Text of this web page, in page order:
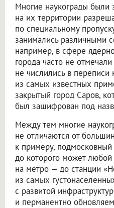
Многие наукограды были
на их территории
по специальному
занимались различными
например, в сфере
города часто не
не числились в переписи
из самых известных
закрытый город Саров,
был зашифрован под
Между тем многие
не отличаются от
к примеру, подмосковный
до которого может
на метро — до станции
из самых
с развитой
и перманентно